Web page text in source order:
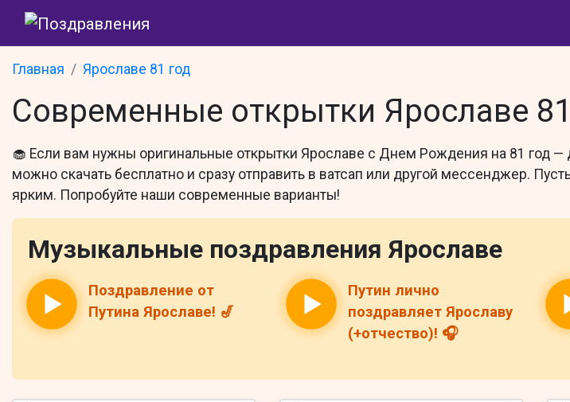
Главная Ярославе 81 год
Современные открытки Ярославе
🧁 Если вам нужны оригинальные открытки Ярославе с Днем Рождения на 81 год
можно скачать бесплатно и сразу отправить в ватсап или другой мессенджер.
ярким. Попробуйте наши современные варианты!
Музыкальные поздравления Ярославе
Поздравление от
Путина Ярославе! 🎷
Путин лично
поздравляет Ярославу
(+отчество)! 🎧